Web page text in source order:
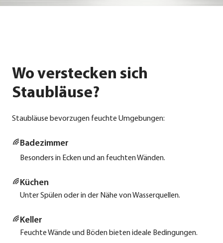
Wo verstecken sich
Staubläuse?
Staub­läu­se bevor­zu­gen feuch­te Umge­bun­gen:
Bade­zim­mer
Beson­ders in Ecken und an feuch­ten Wän­den.
Küchen
Unter Spü­len oder in der Nähe von Was­ser­quel­len.
Kel­ler
Feuch­te Wän­de und Böden bie­ten idea­le Bedin­gun­gen.